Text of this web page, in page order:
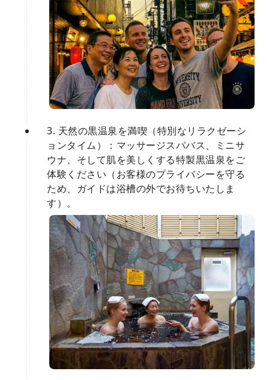
3. 天然の黒温泉を満喫（特別なリラクゼーシ
ョンタイム）：マッサージスパバス、ミニサ
ウナ、そして肌を美しくする特製黒温泉をご
体験ください（お客様のプライバシーを守る
ため、ガイドは浴槽の外でお待ちいたしま
す）。